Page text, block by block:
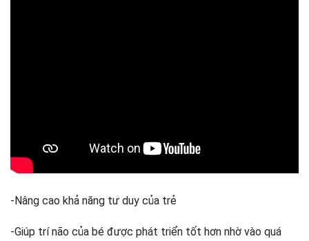
-Nâng cao khả năng tư duy của trẻ
-Giúp trí não của bé được phát triển tốt hơn nhờ vào quá